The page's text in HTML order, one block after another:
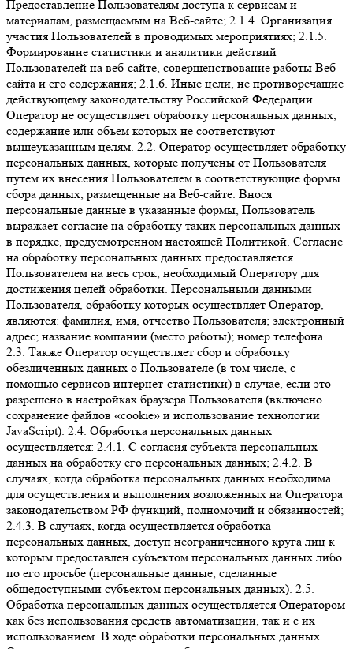
Предоставление Пользователям доступа к сервисам и
материалам, размещаемым на Веб-сайте; 2.1.4. Организация
участия Пользователей в проводимых мероприятиях; 2.1.5.
Формирование статистики и аналитики действий
Пользователей на веб-сайте, совершенствование работы Веб-
сайта и его содержания; 2.1.6. Иные цели, не противоречащие
действующему законодательству Российской Федерации.
Оператор не осуществляет обработку персональных данных,
содержание или объем которых не соответствуют
вышеуказанным целям. 2.2. Оператор осуществляет обработку
персональных данных, которые получены от Пользователя
путем их внесения Пользователем в соответствующие формы
сбора данных, размещенные на Веб-сайте. Внося
персональные данные в указанные формы, Пользователь
выражает согласие на обработку таких персональных данных
в порядке, предусмотренном настоящей Политикой. Согласие
на обработку персональных данных предоставляется
Пользователем на весь срок, необходимый Оператору для
достижения целей обработки. Персональными данными
Пользователя, обработку которых осуществляет Оператор,
являются: фамилия, имя, отчество Пользователя; электронный
адрес; название компании (место работы); номер телефона.
2.3. Также Оператор осуществляет сбор и обработку
обезличенных данных о Пользователе (в том числе, с
помощью сервисов интернет-статистики) в случае, если это
разрешено в настройках браузера Пользователя (включено
сохранение файлов «cookie» и использование технологии
JavaScript). 2.4. Обработка персональных данных
осуществляется: 2.4.1. С согласия субъекта персональных
данных на обработку его персональных данных; 2.4.2. В
случаях, когда обработка персональных данных необходима
для осуществления и выполнения возложенных на Оператора
законодательством РФ функций, полномочий и обязанностей;
2.4.3. В случаях, когда осуществляется обработка
персональных данных, доступ неограниченного круга лиц к
которым предоставлен субъектом персональных данных либо
по его просьбе (персональные данные, сделанные
общедоступными субъектом персональных данных). 2.5.
Обработка персональных данных осуществляется Оператором
как без использования средств автоматизации, так и с их
использованием. В ходе обработки персональных данных